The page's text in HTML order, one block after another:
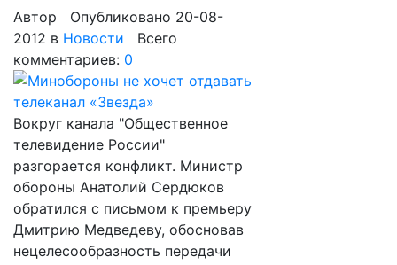
Автор
Опубликовано 20-08-
2012 в Новости Всего
комментариев: 0
Вокруг канала "Общественное
телевидение России"
разгорается конфликт. Министр
обороны Анатолий Сердюков
обратился с письмом к премьеру
Дмитрию Медведеву, обосновав
нецелесообразность передачи